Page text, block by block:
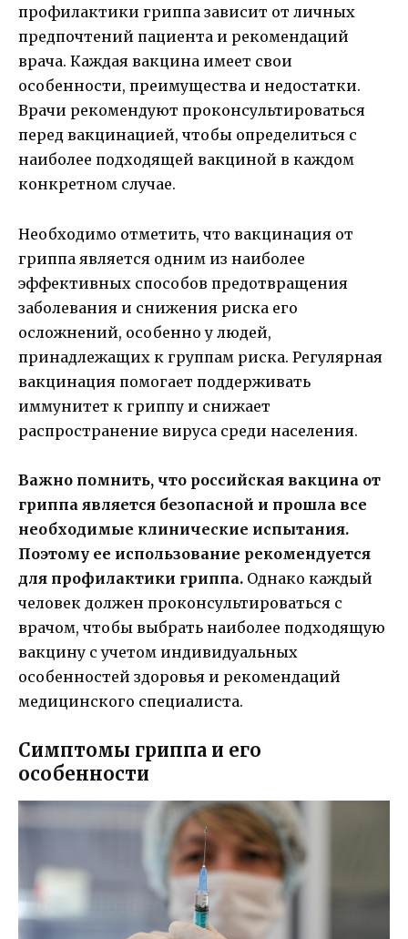
профилактики гриппа зависит от личных
предпочтений пациента и рекомендаций
врача. Каждая вакцина имеет свои
особенности, преимущества и недостатки.
Врачи рекомендуют проконсультироваться
перед вакцинацией, чтобы определиться с
наиболее подходящей вакциной в каждом
конкретном случае.
Необходимо отметить, что вакцинация от
гриппа является одним из наиболее
эффективных способов предотвращения
заболевания и снижения риска его
осложнений, особенно у людей,
принадлежащих к группам риска. Регулярная
вакцинация помогает поддерживать
иммунитет к гриппу и снижает
распространение вируса среди населения.
Важно помнить, что российская вакцина от
гриппа является безопасной и прошла все
необходимые клинические испытания.
Поэтому ее использование рекомендуется
для профилактики гриппа. Однако каждый
человек должен проконсультироваться с
врачом, чтобы выбрать наиболее подходящую
вакцину с учетом индивидуальных
особенностей здоровья и рекомендаций
медицинского специалиста.
Симптомы гриппа и его
особенности